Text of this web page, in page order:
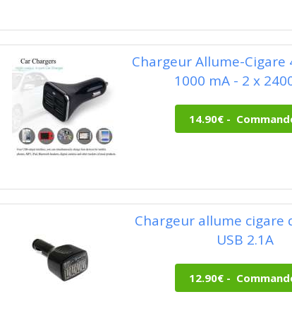
Chargeur Allume-Cigare
1000 mA - 2 x
Chargeur allume cigare
USB 2.1A